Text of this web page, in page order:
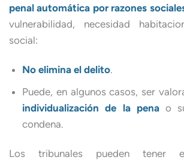
penal automática por razones
vulnerabilidad, necesidad
social:
No elimina el delito.
Puede, en algunos casos, ser
individualización de la penao
condena.
Los tribunales pueden tener